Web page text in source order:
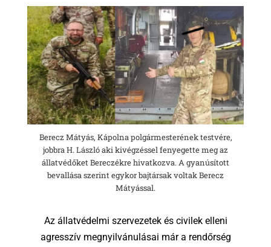
Berecz Mátyás, Kápolna polgármesterének testvére,
jobbra H. László aki kivégzéssel fenyegette meg az
állatvédőket Bereczékre hivatkozva. A gyanúsított
bevallása szerint egykor bajtársak voltak Berecz
Mátyással.
Az állatvédelmi szervezetek és civilek elleni
agresszív megnyilvánulásai már a rendőrség